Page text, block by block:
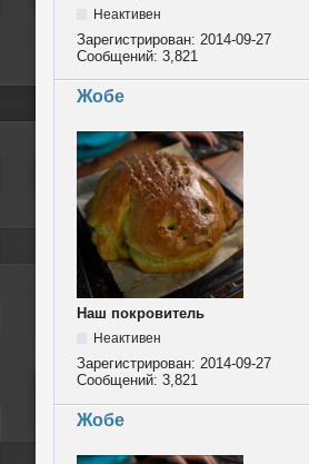
Неактивен
Зарегистрирован: 2014-09-27
Сообщений: 3,821
Жобе
Наш покровитель
Неактивен
Зарегистрирован: 2014-09-27
Сообщений: 3,821
Жобе